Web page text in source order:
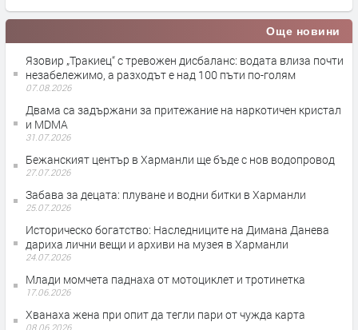
Още новини
Язовир „Тракиец“ с тревожен дисбаланс: водата влиза почти
незабележимо, а разходът е над 100 пъти по-голям
07.08.2026
Двама са задържани за притежание на наркотичен кристал
и MDMA
31.07.2026
Бежанският център в Харманли ще бъде с нов водопровод
27.07.2026
Забава за децата: плуване и водни битки в Харманли
25.07.2026
Историческо богатство: Наследниците на Димана Данева
дариха лични вещи и архиви на музея в Харманли
24.07.2026
Млади момчета паднаха от мотоциклет и тротинетка
17.06.2026
Хванаха жена при опит да тегли пари от чужда карта
08.06.2026